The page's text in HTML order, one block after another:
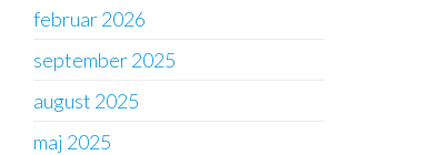
februar 2026
september 2025
august 2025
maj 2025